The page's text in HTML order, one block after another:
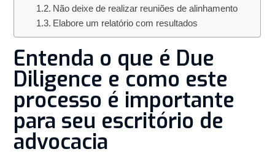
Não deixe de realizar reuniões de alinhamento
Elabore um relatório com resultados
Entenda o que é Due
Diligence e como este
processo é importante
para seu escritório de
advocacia